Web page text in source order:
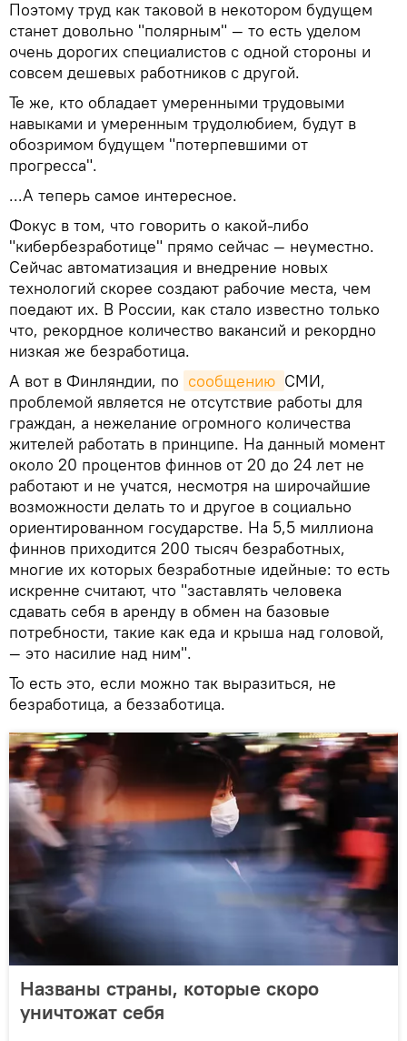
Поэтому труд как таковой в некотором будущем
станет довольно "полярным" — то есть уделом
очень дорогих специалистов с одной стороны и
совсем дешевых работников с другой.
Те же, кто обладает умеренными трудовыми
навыками и умеренным трудолюбием, будут в
обозримом будущем "потерпевшими от
прогресса".
...А теперь самое интересное.
Фокус в том, что говорить о какой-либо
"кибербезработице" прямо сейчас — неуместно.
Сейчас автоматизация и внедрение новых
технологий скорее создают рабочие места, чем
поедают их. В России, как стало известно только
что, рекордное количество вакансий и рекордно
низкая же безработица.
А вот в Финляндии, по сообщению СМИ,
проблемой является не отсутствие работы для
граждан, а нежелание огромного количества
жителей работать в принципе. На данный момент
около 20 процентов финнов от 20 до 24 лет не
работают и не учатся, несмотря на широчайшие
возможности делать то и другое в социально
ориентированном государстве. На 5,5 миллиона
финнов приходится 200 тысяч безработных,
многие их которых безработные идейные: то есть
искренне считают, что "заставлять человека
сдавать себя в аренду в обмен на базовые
потребности, такие как еда и крыша над головой,
— это насилие над ним".
То есть это, если можно так выразиться, не
безработица, а беззаботица.
Названы страны, которые скоро
уничтожат себя